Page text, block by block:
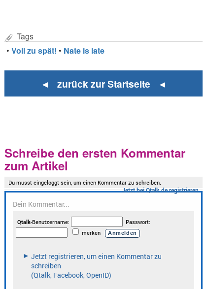
Tags
•Voll zu spät! • Nate is late
◄ zurück zur Startseite ◄
Schreibe den ersten Kommentar
zum Artikel